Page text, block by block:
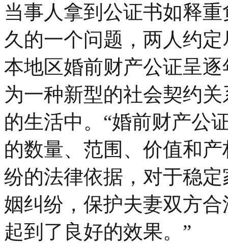
当事人拿到公证书如释
久的一个问题，两人约
本地区婚前财产公证呈
为一种新型的社会契约
的生活中。“婚前财产公
的数量、范围、价值和
纷的法律依据，对于稳
姻纠纷，保护夫妻双方
起到了良好的效果。”